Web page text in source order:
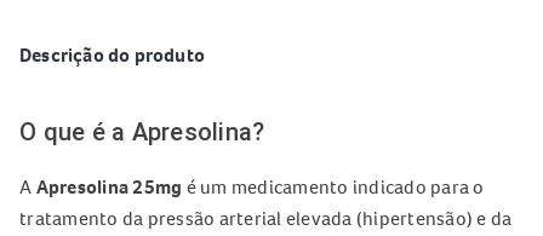
Descrição do produto
O que é a Apresolina?
A Apresolina 25mg é um medicamento indicado para o
tratamento da pressão arterial elevada (hipertensão) e da